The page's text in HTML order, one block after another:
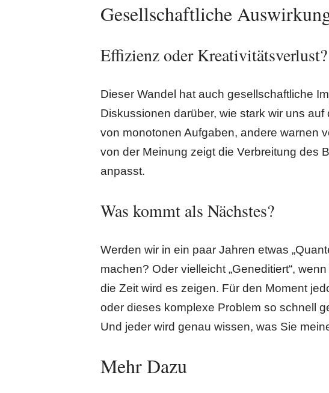
Gesellschaftliche
Effizienz oder Kreativitätsverlust?
Dieser Wandel hat auch gesellschaftliche
Diskussionen darüber, wie stark wir uns
von monotonen Aufgaben, andere warnen
von der Meinung zeigt die Verbreitung des
anpasst.
Was kommt als Nächstes?
Werden wir in ein paar Jahren etwas
machen? Oder vielleicht „Geneditiert“,
die Zeit wird es zeigen. Für den Moment
oder dieses komplexe Problem so schnell
Und jeder wird genau wissen, was Sie
Mehr Dazu